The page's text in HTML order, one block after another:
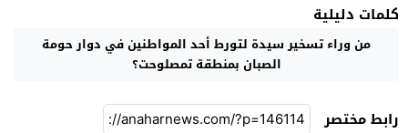
كلمات دليلية
من وراء تسخير سيدة لتورط أحد المواطنين في دوار حومة
الصبان بمنطقة تمصلوحت؟
رابط مختصر